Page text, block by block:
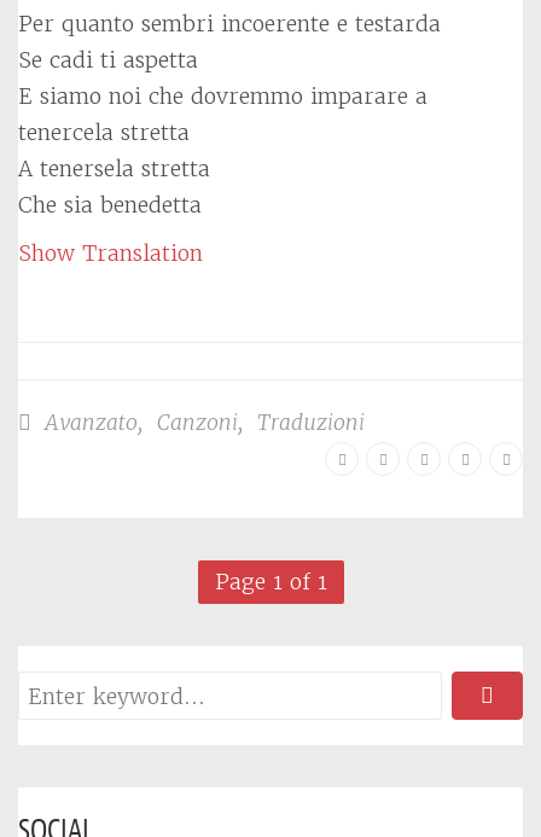
Per quanto sembri incoerente e testarda
Se cadi ti aspetta
E siamo noi che dovremmo imparare a
tenercela stretta
A tenersela stretta
Che sia benedetta
Show Translation
Avanzato, Canzoni, Traduzioni
Page 1 of 1